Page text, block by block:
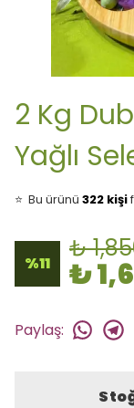
2 Kg
Yağlı
👀 Şu an 20 kişi
Bu ürünü
🛒 39 kişisepetine
🚚 Hızlı teslimat
%11
₺
₺
Paylaş: